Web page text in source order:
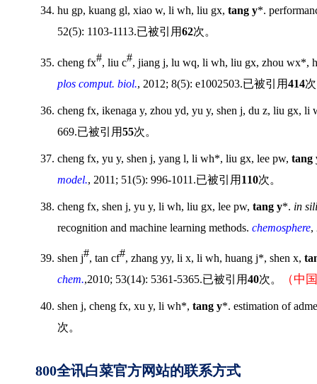
34. hu gp, kuang gl, xiao w, li wh, liu gx, tang y*.
52(5): 1103-1113.已被引用62次。
35. cheng fx#, liu c#, jiang j, lu wq, li wh, liu gx, zhou wx*,
plos comput. biol., 2012; 8(5): e1002503.已被引用414
36. cheng fx, ikenaga y, zhou yd, yu y, shen j, du z, liu gx,
669.已被引用55次。
37. cheng fx, yu y, shen j, yang l, li wh*, liu gx, lee pw, tang
model., 2011; 51(5): 996-1011.已被引用 110次。
38. cheng fx, shen j, yu y, li wh, liu gx, lee pw, tang y*. in
recognition and machine learning methods. chemosphere,
39. shen j#, tan cf#, zhang yy, li x, li wh, huang j*, shen x,
chem.,2010; 53(14): 5361-5365.已被引用40次。 （中
40. shen j, cheng fx, xu y, li wh*, tang y*. estimation of
次。
800全讯白菜官方网站的联系方式